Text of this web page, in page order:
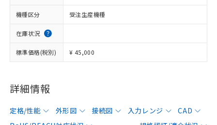
機種区分 受注生産機種
在庫状況
標準価格(税別) ¥ 45,000
詳細情報
定格/性能 外形図 接続図 入力レンジ
CAD